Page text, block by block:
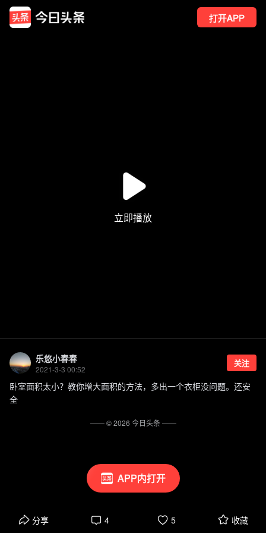
打开APP
APP内打开
乐悠小春春
2021-3-3 00:52
关注
卧室面积太小？教你增大面积的方法，多出一个衣柜没问题。还安
全
分享 4 5 收藏
—— ©2026 今日头条——